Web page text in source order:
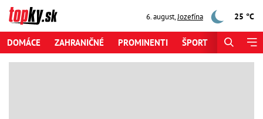
6. august,Jozefína 25 °C
DOMÁCE ZAHRANIČNÉ PROMINENTI ŠPORT